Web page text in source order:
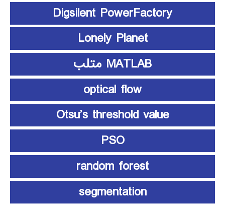
Digsilent PowerFactory
Lonely Planet
MATLAB متلب
optical flow
Otsu’s threshold value
PSO
random forest
segmentation